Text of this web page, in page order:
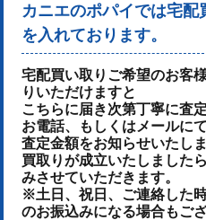
カニエのポパイでは宅配
を入れております。
宅配買い取りご希望のお客
りいただけますと
こちらに届き次第丁寧に査
お電話、もしくはメールにて
査定金額をお知らせいたしま
買取りが成立いたしました
みさせていただきます。
※土日、祝日、ご連絡した
のお振込みになる場合もござ